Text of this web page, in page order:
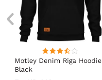
Motley Denim Riga Hoodie
Black